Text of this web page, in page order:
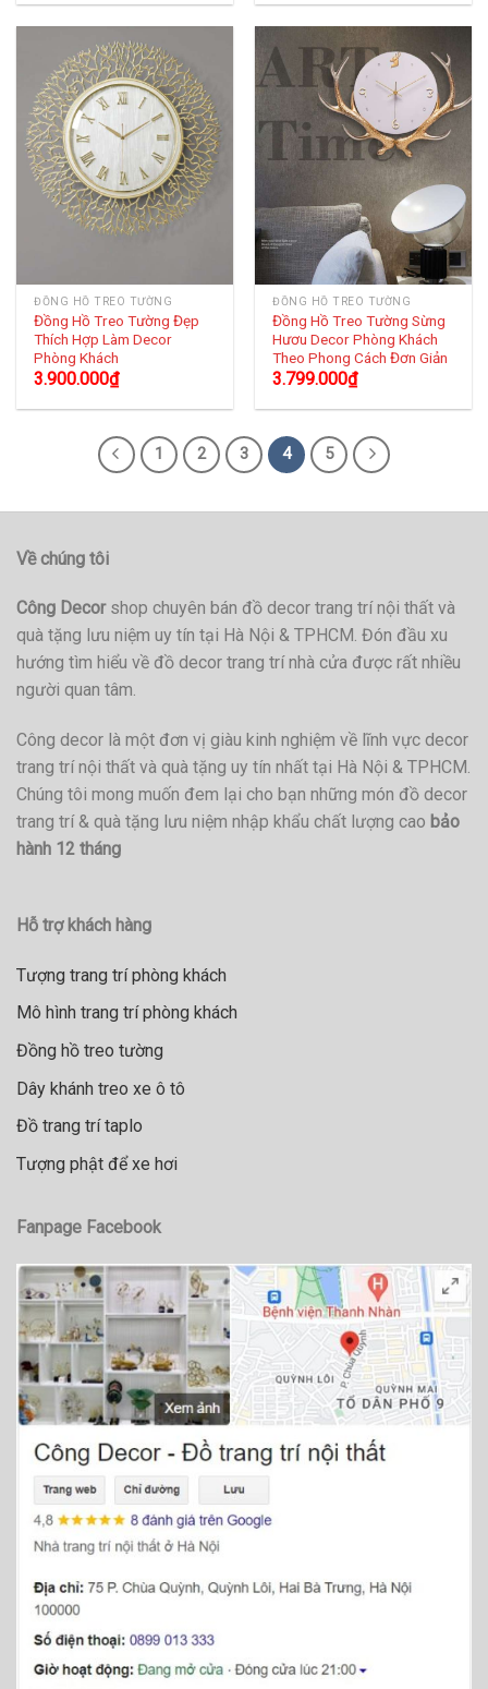
ĐỒNG HỒ TREO TƯỜNG
Đồng Hồ Treo Tường Đẹp
Thích Hợp Làm Decor
Phòng Khách
3.900.000₫
ĐỒNG HỒ TREO TƯỜNG
Đồng Hồ Treo Tường Sừng
Hươu Decor Phòng Khách
Theo Phong Cách Đơn Giản
3.799.000₫
1 2 3 4 5
Về chúng tôi
Công Decorshop chuyên bán đồ decor trang trí nội thất và
quà tặng lưu niệm uy tín tại Hà Nội & TPHCM. Đón đầu xu
hướng tìm hiểu về đồ decor trang trí nhà cửa được rất nhiều
người quan tâm.
Công decor là một đơn vị giàu kinh nghiệm về lĩnh vực decor
trang trí nội thất và quà tặng uy tín nhất tại Hà Nội & TPHCM.
Chúng tôi mong muốn đem lại cho bạn những món đồ decor
trang trí & quà tặng lưu niệm nhập khẩu chất lượng cao bảo
hành 12 tháng
Hỗ trợ khách hàng
Tượng trang trí phòng khách
Mô hình trang trí phòng khách
Đồng hồ treo tường
Dây khánh treo xe ô tô
Đồ trang trí taplo
Tượng phật để xe hơi
Fanpage Facebook